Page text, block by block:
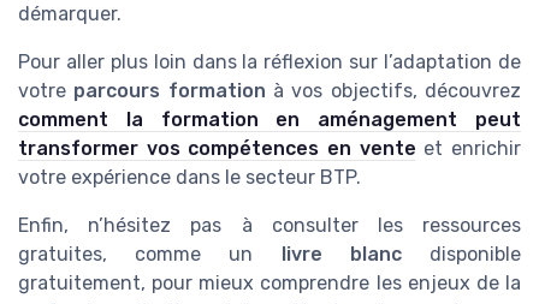
démarquer.
Pour aller plus loin dans la réflexion sur l’adaptation de
votre parcours formation à vos objectifs, découvrez
comment la formation en aménagement peut
transformer vos compétences en vente et enrichir
votre expérience dans le secteur BTP.
Enfin, n’hésitez pas à consulter les ressources
gratuites, comme un livre blancdisponible
gratuitement, pour mieux comprendre les enjeux de la